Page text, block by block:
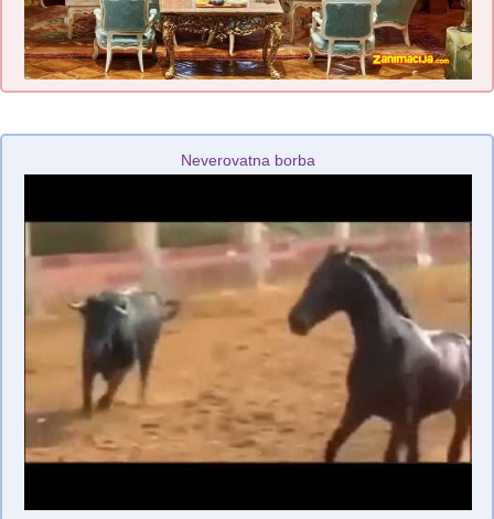
Neverovatna borba